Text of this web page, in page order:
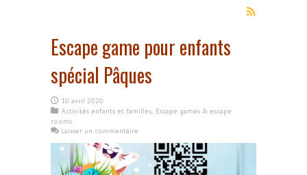
Escape game pour enfants
spécial Pâques
10 avril 2020
Activités enfants et familles, Escape games & escape
rooms
Laisser un commentaire